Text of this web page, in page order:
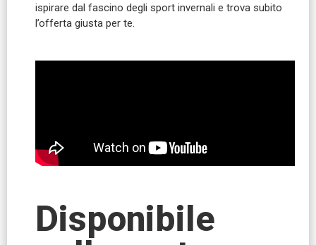
ispirare dal fascino degli sport invernali e trova subito
l’offerta giusta per te.
Disponibile